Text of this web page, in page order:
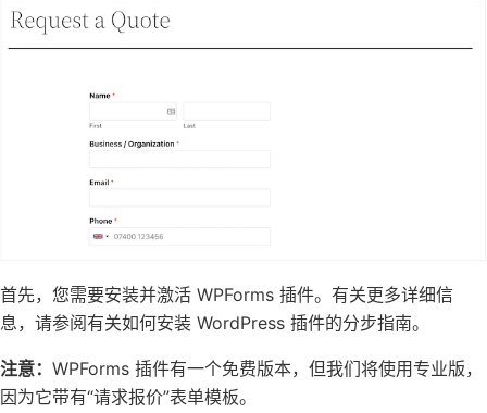
首先，您需要安装并激活 WPForms 插件。有关更多详细信
息，请参阅有关如何安装 WordPress 插件的分步指南。
注意： WPForms 插件有一个免费版本，但我们将使用专业版，
因为它带有“请求报价”表单模板。